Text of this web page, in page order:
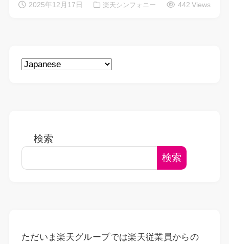
2025年12月17日 楽天シンフォニー 442 Views
検索
検索
ただいま楽天グループでは楽天従業員からの